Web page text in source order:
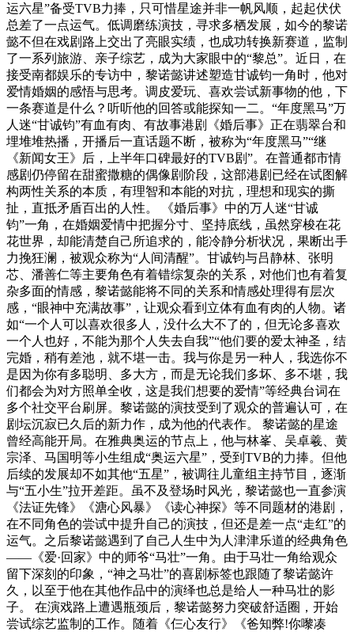
运六星”备受TVB力捧，只可惜星途并非一帆风顺，起起伏伏
总差了一点运气。低调磨练演技，寻求多栖发展，如今的黎诺
懿不但在戏剧路上交出了亮眼实绩，也成功转换新赛道，监制
了一系列旅游、亲子综艺，成为大家眼中的“黎总”。近日，在
接受南都娱乐的专访中，黎诺懿讲述塑造甘诚钧一角时，他对
爱情婚姻的感悟与思考。调皮爱玩、喜欢尝试新事物的他，下
一条赛道是什么？听听他的回答或能探知一二。“年度黑马”万
人迷“甘诚钧”有血有肉、有故事港剧《婚后事》正在翡翠台和
埋堆堆热播，开播后一直话题不断，被称为“年度黑马”“继
《新闻女王》后，上半年口碑最好的TVB剧”。在普通都市情
感剧仍停留在甜蜜撒糖的偶像剧阶段，这部港剧已经在试图解
构两性关系的本质，有理智和本能的对抗，理想和现实的撕
扯，直抵矛盾百出的人性。 《婚后事》中的万人迷“甘诚
钧”一角，在婚姻爱情中把握分寸、坚持底线，虽然穿梭在花
花世界，却能清楚自己所追求的，能冷静分析状况，果断出手
力挽狂澜，被观众称为“人间清醒”。甘诚钧与吕静林、张明
芯、潘善仁等主要角色有着错综复杂的关系，对他们也有着复
杂多面的情感，黎诺懿能将不同的关系和情感处理得有层次
感，“眼神中充满故事”，让观众看到立体有血有肉的人物。诸
如“一个人可以喜欢很多人，没什么大不了的，但无论多喜欢
一个人也好，不能为那个人失去自我”“他们要的爱太神圣，结
完婚，稍有差池，就不堪一击。我与你是另一种人，我选你不
是因为你有多聪明、多大方，而是无论我们多坏、多不堪，我
们都会为对方照单全收，这是我们想要的爱情”等经典台词在
多个社交平台刷屏。黎诺懿的演技受到了观众的普遍认可，在
剧坛沉寂已久后的新力作，成为他的代表作。 黎诺懿的星途
曾经高能开局。在雅典奥运的节点上，他与林峯、吴卓羲、黄
宗泽、马国明等小生组成“奥运六星”，受到TVB的力捧。但他
后续的发展却不如其他“五星”，被调往儿童组主持节目，逐渐
与“五小生”拉开差距。虽不及登场时风光，黎诺懿也一直参演
《法证先锋》《溏心风暴》《读心神探》等不同题材的港剧，
在不同角色的尝试中提升自己的演技，但还是差一点“走红”的
运气。之后黎诺懿遇到了自己人生中为人津津乐道的经典角色
——《爱·回家》中的师爷“马壮”一角。由于马壮一角给观众
留下深刻的印象，“神之马壮”的喜剧标签也跟随了黎诺懿许
久，以至于他在其他作品中的演绎也总是给人一种马壮的影
子。 在演戏路上遭遇瓶颈后，黎诺懿努力突破舒适圈，开始
尝试综艺监制的工作。随着《仨心友行》《爸知弊!你嚟凑